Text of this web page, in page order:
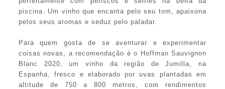
piscina. Um vinho que encanta pelo seu tom, apaixona
pelos seus aromas e seduz pelo paladar.
Para quem gosta de se aventurar e experimentar
coisas novas, a recomendação é o Hoffman Sauvignon
Blanc 2020, um vinho da região de Jumilla, na
Espanha, fresco e elaborado por uvas plantadas em
altitude de 750 a 800 metros, com rendimentos